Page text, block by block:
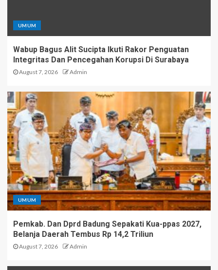
UMUM
Wabup Bagus Alit Sucipta Ikuti Rakor Penguatan
Integritas Dan Pencegahan Korupsi Di Surabaya
August 7, 2026 Admin
UMUM
Pemkab. Dan Dprd Badung Sepakati Kua-ppas 2027,
Belanja Daerah Tembus Rp 14,2 Triliun
August 7, 2026 Admin